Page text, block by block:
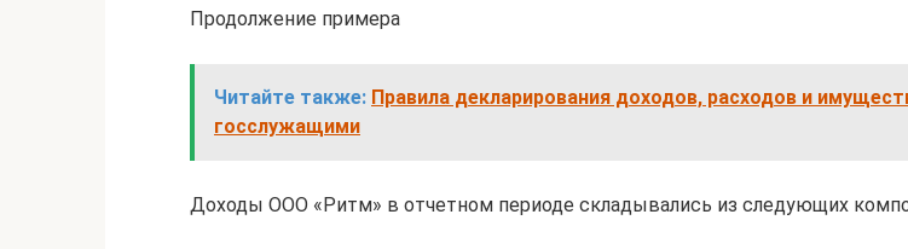
Продолжение примера
Читайте также: Правила декларирования доходов, расходов и
госслужащими
Доходы ООО «Ритм» в отчетном периоде складывались из следующих